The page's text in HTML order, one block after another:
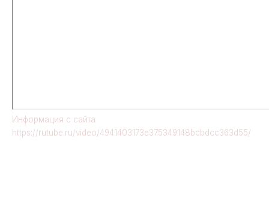
Информация с сайта
https://rutube.ru/video/4941403173e375349148bcbdcc363d55/